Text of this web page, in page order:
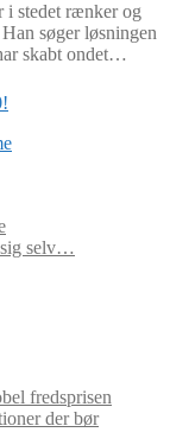
i stedet rænker og
søger løsningen
skabt ondet…
sig selv…
fredsprisen
der bør